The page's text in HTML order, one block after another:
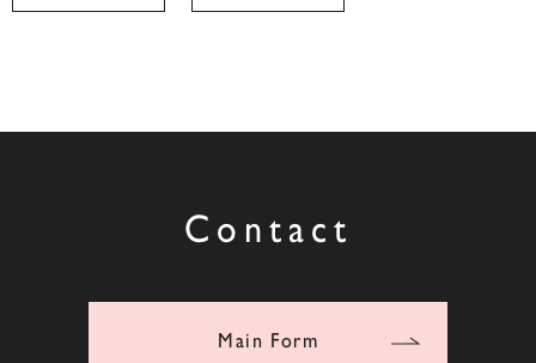
Contact
Main Form